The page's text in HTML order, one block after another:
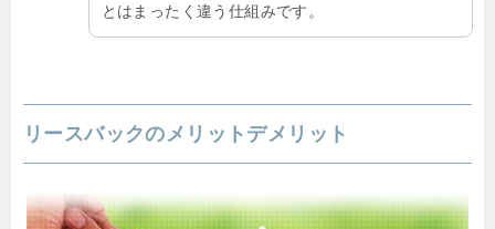
とはまったく違う仕組みです。
リースバックのメリットデメリット